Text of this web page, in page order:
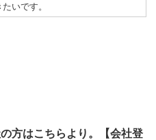
いです。
方はこちらより。【会社登